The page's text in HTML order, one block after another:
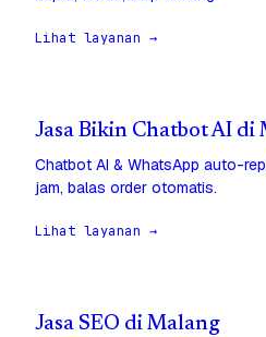
Lihat layanan →
Jasa Bikin Chatbot AI di
Chatbot AI & WhatsApp auto-
jam, balas order otomatis.
Lihat layanan →
Jasa SEO di Malang